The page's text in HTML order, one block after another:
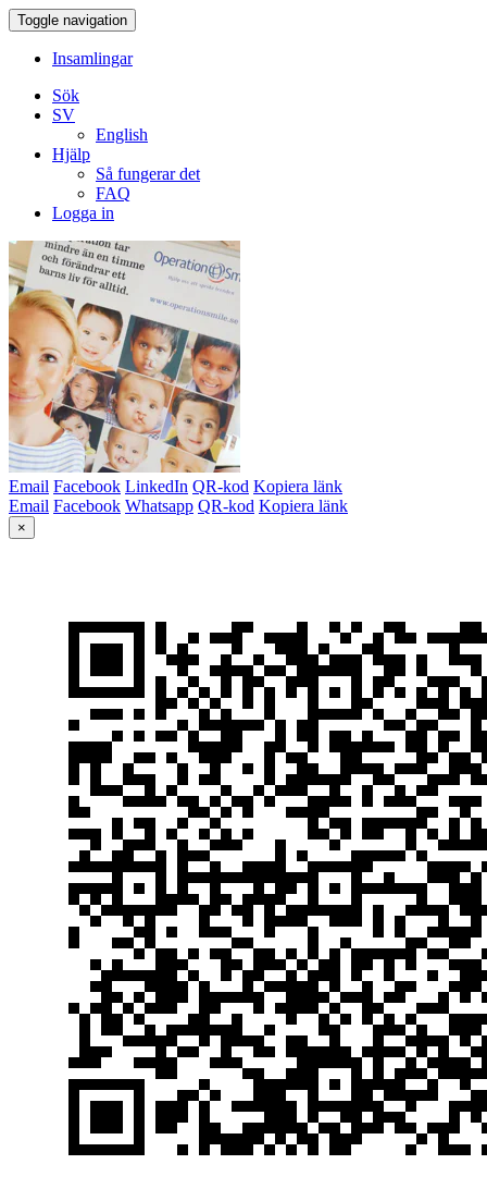
Toggle navigation
Insamlingar
Sök
SV
English
Hjälp
Så fungerar det
FAQ
Logga in
Email Facebook LinkedIn QR-kod Kopiera länk
Email Facebook Whatsapp QR-kod Kopiera länk
×